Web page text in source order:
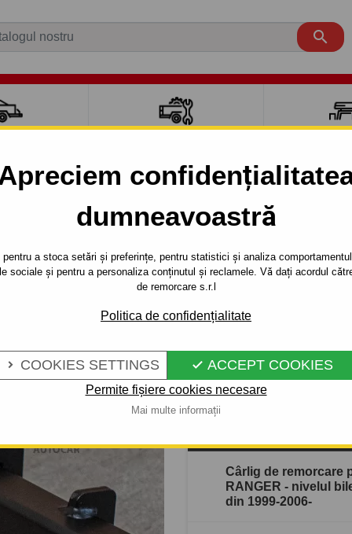
dumneavoastră
a stoca setări și preferințe, pentru statistici și analiza
sociale și pentru a personaliza conținutul și reclamele. Vă dați acordul
de remorcare s.r.l
Politica de confidențialitate
 COOKIES SETTINGS  ACCEPT COOKIES
Permite fișiere cookies necesare
Mai multe informații

PickUp
nivelul bilei reglabil - sistem fix - din 1999-2006-
Referinta:
Cârlig de remorcare sistem
WD). Anul de fabricaţie a
Descrierea completă a
Cârlig de remorcare
RANGER - nivelul
din 1999-2006-